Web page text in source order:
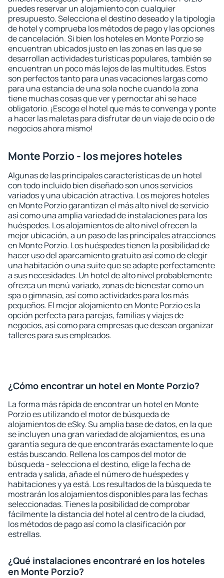
puedes reservar un alojamiento con cualquier
presupuesto. Selecciona el destino deseado y la tipología
de hotel y comprueba los métodos de pago y las opciones
de cancelación. Si bien los hoteles en Monte Porzio se
encuentran ubicados justo en las zonas en las que se
desarrollan actividades turísticas populares, también se
encuentran un poco más lejos de las multitudes. Estos
son perfectos tanto para unas vacaciones largas como
para una estancia de una sola noche cuando la zona
tiene muchas cosas que ver y pernoctar ahí se hace
obligatorio. ¡Escoge el hotel que más te convenga y ponte
a hacer las maletas para disfrutar de un viaje de ocio o de
negocios ahora mismo!
Monte Porzio - los mejores hoteles
Algunas de las principales características de un hotel
con todo incluido bien diseñado son unos servicios
variados y una ubicación atractiva. Los mejores hoteles
en Monte Porzio garantizan el más alto nivel de servicio
así como una amplia variedad de instalaciones para los
huéspedes. Los alojamientos de alto nivel ofrecen la
mejor ubicación, a un paso de las principales atracciones
en Monte Porzio. Los huéspedes tienen la posibilidad de
hacer uso del aparcamiento gratuito así como de elegir
una habitación o una suite que se adapte perfectamente
a sus necesidades. Un hotel de alto nivel probablemente
ofrezca un menú variado, zonas de bienestar como un
spa o gimnasio, así como actividades para los más
pequeños. El mejor alojamiento en Monte Porzio es la
opción perfecta para parejas, familias y viajes de
negocios, así como para empresas que desean organizar
talleres para sus empleados.
¿Cómo encontrar un hotel en Monte Porzio?
La forma más rápida de encontrar un hotel en Monte
Porzio es utilizando el motor de búsqueda de
alojamientos de eSky. Su amplia base de datos, en la que
se incluyen una gran variedad de alojamientos, es una
garantía segura de que encontrarás exactamente lo que
estás buscando. Rellena los campos del motor de
búsqueda - selecciona el destino, elige la fecha de
entrada y salida, añade el número de huéspedes y
habitaciones y ya está. Los resultados de la búsqueda te
mostrarán los alojamientos disponibles para las fechas
seleccionadas. Tienes la posibilidad de comprobar
fácilmente la distancia del hotel al centro de la ciudad,
los métodos de pago así como la clasificación por
estrellas.
¿Qué instalaciones encontraré en los hoteles
en Monte Porzio?